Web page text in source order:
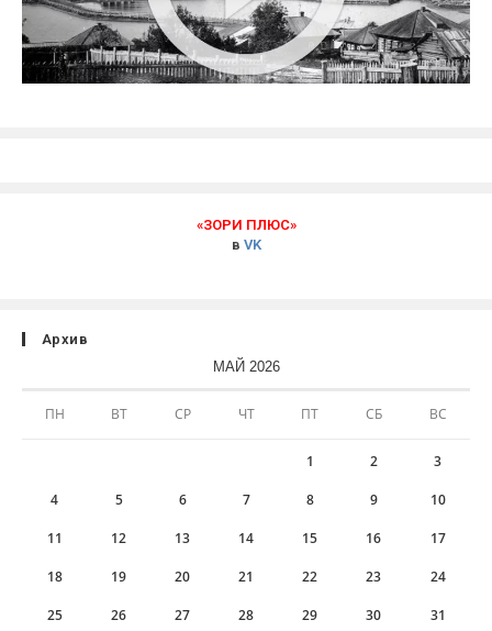
«ЗОРИ ПЛЮС»
в VK
Архив
МАЙ 2026
ПН ВТ СР ЧТ ПТ СБ ВС
1 2 3
4 5 6 7 8 9 10
11 12 13 14 15 16 17
18 19 20 21 22 23 24
25 26 27 28 29 30 31